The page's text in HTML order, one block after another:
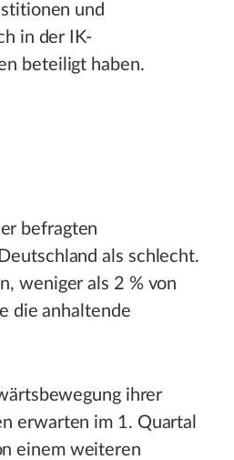
und
in der IK-
beteiligt haben.
befragten
als schlecht.
weniger als 2 % von
die anhaltende
ihrer
erwarten im 1. Quartal
einem weiteren